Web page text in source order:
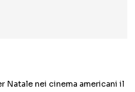
Natale nei cinema americani il